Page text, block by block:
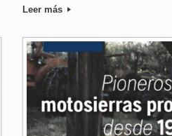
Leer más